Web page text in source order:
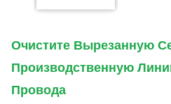
Очистите Вырезанную
Производственную
Провода